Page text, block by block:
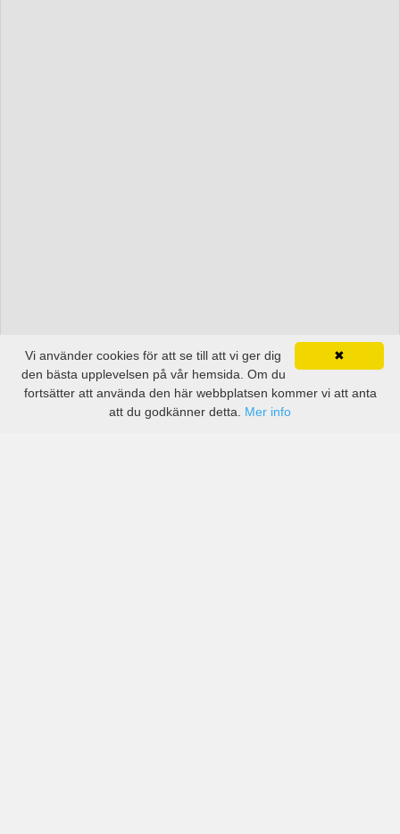
✖
Vi använder cookies för att se till att vi ger dig
den bästa upplevelsen på vår hemsida. Om du
fortsätter att använda den här webbplatsen kommer vi att anta
att du godkänner detta. Mer info